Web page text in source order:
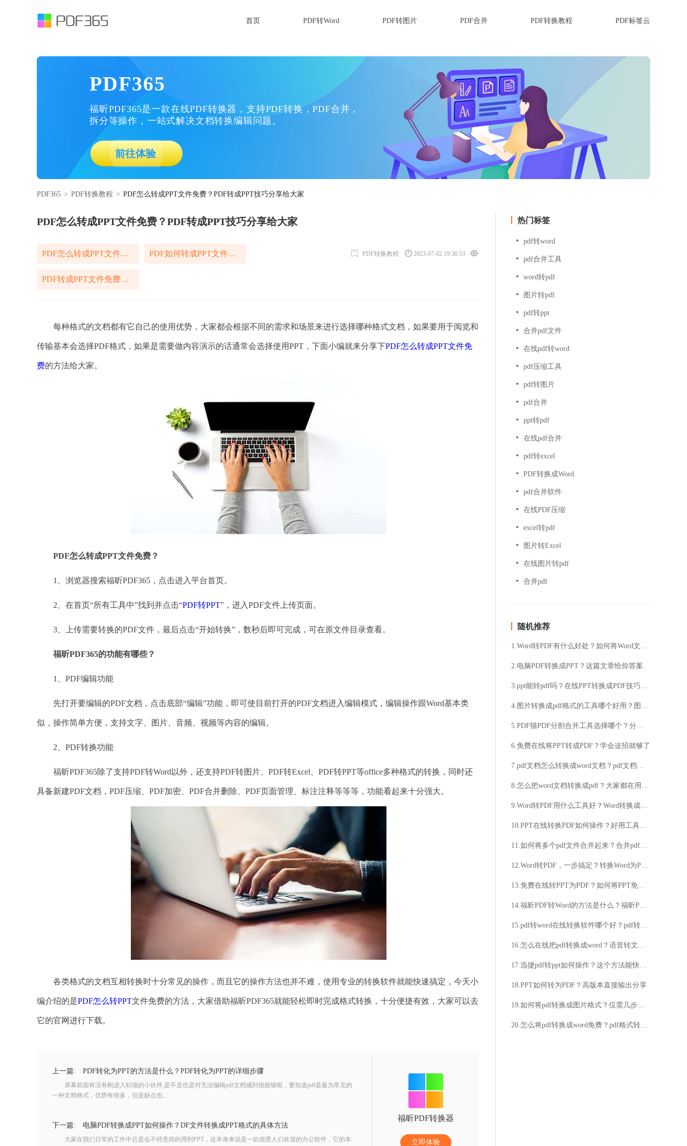
首页 PDF转Word PDF转图片 PDF合并 PDF转换教程 PDF标签云
PDF365
福昕PDF365是一款在线PDF转换器，支持PDF转换，PDF合并，
拆分等操作，一站式解决文档转换编辑问题。
前往体验
PDF365 > PDF转换教程 > PDF怎么转成PPT文件免费？PDF转成PPT技巧分享给大家
PDF怎么转成PPT文件免费？PDF转成PPT技巧分享给大家
PDF怎么转成PPT文件免费 PDF如何转成PPT文件免费
PDF转成PPT文件免费快速方法
PDF转换教程 2023-07-02 19:36:53
每种格式的文档都有它自己的使用优势，大家都会根据不同的需求和场景来进行选择哪种格式文档，如果要用于阅览和
传输基本会选择PDF格式，如果是需要做内容演示的话通常会选择使用PPT，下面小编就来分享下PDF怎么转成PPT文件免
费的方法给大家。
PDF怎么转成PPT文件免费？
1、浏览器搜索福昕PDF365，点击进入平台首页。
2、在首页“所有工具中”找到并点击“PDF转PPT”，进入PDF文件上传页面。
3、上传需要转换的PDF文件，最后点击“开始转换”，数秒后即可完成，可在原文件目录查看。
福昕PDF365的功能有哪些？
1、PDF编辑功能
先打开要编辑的PDF文档，点击底部“编辑”功能，即可使目前打开的PDF文档进入编辑模式，编辑操作跟Word基本类
似，操作简单方便，支持文字、图片、音频、视频等内容的编辑。
2、PDF转换功能
福昕PDF365除了支持PDF转Word以外，还支持PDF转图片、PDF转Excel、PDF转PPT等office多种格式的转换，同时还
具备新建PDF文档，PDF压缩、PDF加密、PDF合并删除、PDF页面管理、标注注释等等等，功能看起来十分强大。
各类格式的文档互相转换时十分常见的操作，而且它的操作方法也并不难，使用专业的转换软件就能快速搞定，今天小
编介绍的是PDF怎么转PPT文件免费的方法，大家借助福昕PDF365就能轻松即时完成格式转换，十分便捷有效，大家可以去
它的官网进行下载。
上一篇: PDF转化为PPT的方法是什么？PDF转化为PPT的详细步骤
屏幕前面有没有刚进入职场的小伙伴,是不是也是对无法编辑pdf文档感到很烦恼呢，要知道pdf是最为常见的
一种文档格式，优势有很多，但是缺点也...
下一篇: 电脑PDF转换成PPT如何操作？DF文件转换成PPT格式的具体方法
大家在我们日常的工作中总是会不经意间的用到PPT，这本身来说是一款很受人们欢迎的办公软件，它的本
福昕PDF转换器
立即体验
热门标签
pdf转word
pdf合并工具
word转pdf
图片转pdf
pdf转ppt
合并pdf文件
在线pdf转word
pdf压缩工具
pdf转图片
pdf合并
ppt转pdf
在线pdf合并
pdf转excel
PDF转换成Word
pdf合并软件
在线PDF压缩
excel转pdf
图片转Excel
在线图片转pdf
合并pdf
随机推荐
1.Word转PDF有什么好处？如何将Word文件转换为PDF格式？
2.电脑PDF转换成PPT？这篇文章给你答案
3.ppt能转pdf吗？在线PPT转换成PDF技巧分享
4.图片转换成pdf格式​​​​​​​的工具哪个好用？图片转换成pdf格式方法分享
5.PDF猫PDF分割合并工具选择哪个？分割合并工具的优势介绍
6.免费在线将PPT转成PDF？学会这招就够了
7.pdf文档怎么转换成word文档？pdf文档转word技巧分享
8.怎么把word文档转换成pdf？大家都在用这个办公软件
9.Word转PDF用什么工具好？Word转换成PDF的方法分享
10.PPT在线转换PDF如何操作？好用工具分享
11.如何将多个pdf文件合并起来？合并pdf文件技巧分享
12.Word转PDF，一步搞定？转换Word为PDF，简单又高效？
13.免费在线转PPT为PDF？如何将PPT免费在线转成PDF？
14.福昕PDF转Word的方法是什么？福昕PDF转Word的步骤是什么？
15.pdf转word在线转换软件哪个好？pdf转word在线转换步骤分享
16.怎么在线把pdf转换成word？语音转文字的方法教给你
17.迅捷pdf转ppt如何操作？这个方法能快速完成PDF转PPT！
18.PPT如何转为PDF？高版本直接输出分享
19.如何将pdf转换成图片格式？仅需几步就能完成
20.怎么将pdf转换成word免费？pdf格式转换免费方法分享